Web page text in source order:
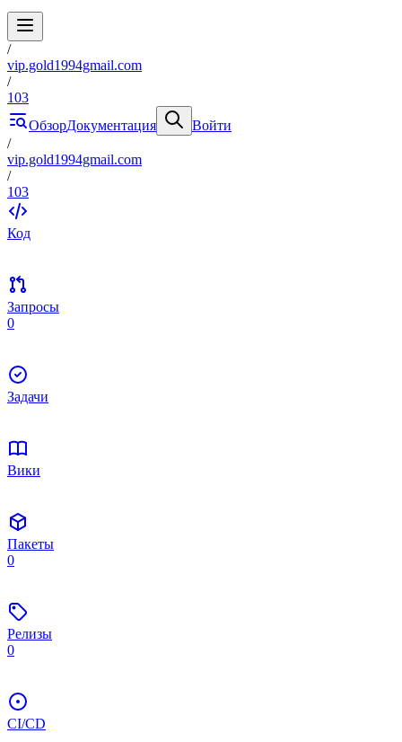
/
vip.gold1994gmail.com
/
103
ОбзорДокументация
Войти
/
vip.gold1994gmail.com
/
103
Код
Запросы
0
Задачи
Вики
Пакеты
0
Релизы
0
CI/CD